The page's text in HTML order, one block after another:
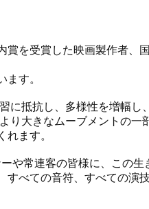
を受賞した映画製作者、
す。
に抵抗し、多様性を増幅し
り大きなムーブメントの一
ます。
や常連客の皆様に、この
べての音符、すべての演